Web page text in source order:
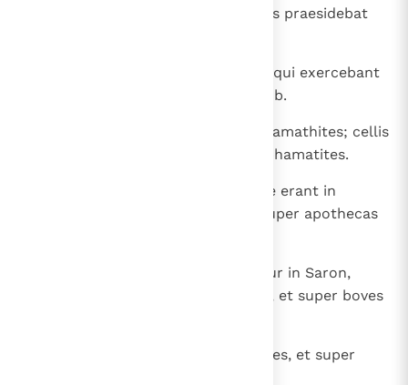
in urbibus et in vicis et in turribus praesidebat
Operi autem rustico et agricolis, qui exercebant
terram, praeerat Ezri filius Chelub.
Vinearumque cultoribus Semei Ramathites; cellis
autem vinariis in vineis Zabdi Sephamatites.
Nam super oliveta et ficeta, quae erant in
Sephela, Baalhanan Gederites; super apothecas
Porro armentis, quae pascebantur in Saron,
praepositus fuit Setrai Saronites, et super boves
Super camelos vero Ubil Ismaelites, et super